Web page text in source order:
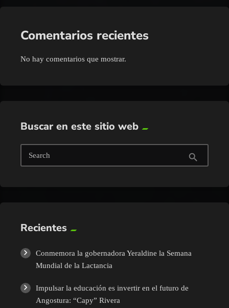
Comentarios recientes
No hay comentarios que mostrar.
Buscar en este sitio web
Search search
Recientes
Conmemora la gobernadora Yeraldine la Semana
Mundial de la Lactancia
Impulsar la educación es invertir en el futuro de
Angostura: “Capy” Rivera